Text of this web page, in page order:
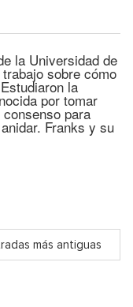
la Universidad de
sobre cómo
la
por tomar
para
Franks y su
más antiguas